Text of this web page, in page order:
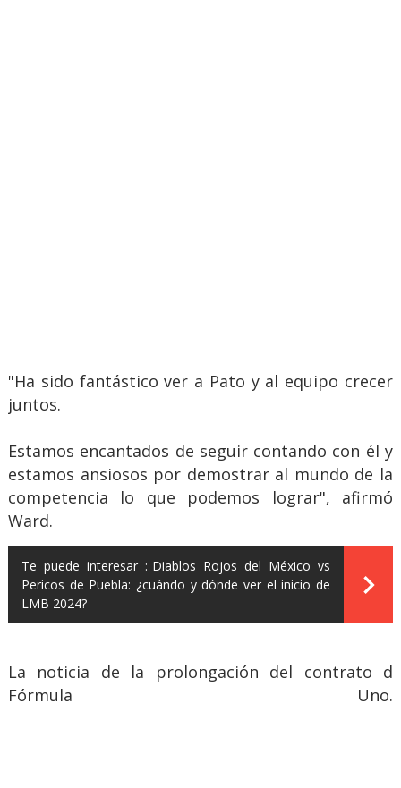
"Ha sido fantástico ver a Pato y al equipo crecer
juntos.
Estamos encantados de seguir contando con él y
estamos ansiosos por demostrar al mundo de la
competencia lo que podemos lograr", afirmó
Ward.
Te puede interesar : Diablos Rojos del México vs
Pericos de Puebla: ¿cuándo y dónde ver el inicio de
LMB 2024?
La noticia de la prolongación del contrato d
Fórmula Uno.